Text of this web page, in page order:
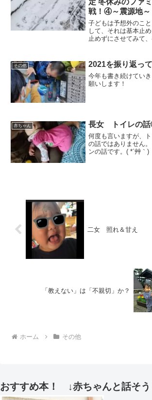
戦！④～震源地～
子どもは予想外のこ
して、それは基本止
止めずにさせてみて
その他 2021を振り返っ
今年も書き続けてい
願いします！
赤ちゃん 長女 トイレの
何度も言いますが、
の話ではありません
ンの話です。( *´艸｀)
二女 照れ＆甘え
「教えない」は「不親切」か？
ホーム その他
おすすめ本！ ↓赤ちゃんと話そ